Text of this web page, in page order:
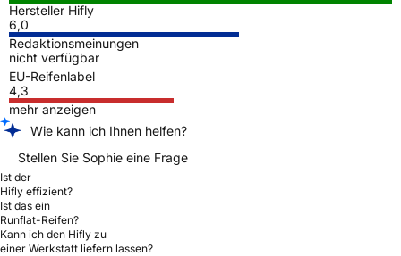
Hersteller Hifly
6,0
Redaktionsmeinungen
nicht verfügbar
EU-Reifenlabel
4,3
mehr anzeigen
Wie kann ich Ihnen helfen?
Stellen Sie Sophie eine Frage
Ist der
Hifly effizient?
Ist das ein
Runflat-Reifen?
Kann ich den Hifly zu
einer Werkstatt liefern lassen?